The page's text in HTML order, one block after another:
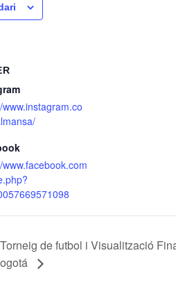
Torneig de futbol i Visualització